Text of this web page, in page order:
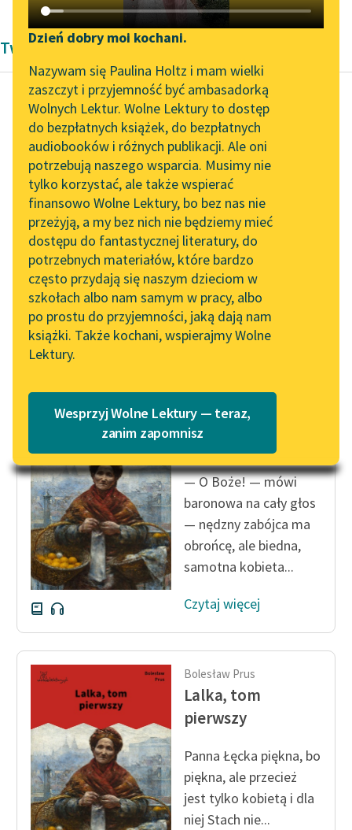
Katalog DAISY
Podkasty o książkach
Zgłoś brak utworu
Aktualności
„Prokurator Alicja Horn”
do słuchania
Byliśmy częścią AI Impact
Lab
Zapraszamy na spotkanie
online z tłumaczkami
literatury skandynawskiej
Spotkanie z Katarzyną
Tunkiel w Oslo
102. lata temu zmarł
Joseph Conrad
Lektury szkolne i klasyka
literatury do słuchania dla
uczennic i uczniów z
niepełnosprawnościami
E-kolekcja lektur
szkolnych i literatury do
słuchania dla uczennic i
uczniów z
niepełnosprawnościami
Feministyczne inspiracje.
skandynawskiej literatury
feministycznej
Ręce pełne poezji
Kolekcje edukacyjne
twórców przechodzących
do domeny publicznej,
lektur szkolnych oraz
Starego Testamentu
Narzędzia
Mapa Wolnych Lektur
Leśmianator
Przewodnik dla piszących i
czytających
API
OAI-PMH
Widget Wolnych Lektur
Przypisy
Katalog w formacie PDF
Dzień dobry moi kochani.
Nazywam się Paulina Holtz i mam wielki
zaszczyt i przyjemność być ambasadorką
Wolnych Lektur. Wolne Lektury to dostęp
do bezpłatnych książek, do bezpłatnych
audiobooków i różnych publikacji. Ale oni
potrzebują naszego wsparcia. Musimy nie
tylko korzystać, ale także wspierać
finansowo Wolne Lektury, bo bez nas nie
przeżyją, a my bez nich nie będziemy mieć
dostępu do fantastycznej literatury, do
potrzebnych materiałów, które bardzo
często przydają się naszym dzieciom w
szkołach albo nam samym w pracy, albo
po prostu do przyjemności, jaką dają nam
książki. Także kochani, wspierajmy Wolne
Lektury.
Wesprzyj Wolne Lektury — teraz,
zanim zapomnisz
Twórczość Bolesław Prus
Bolesław Prus
Lalka, tom
pierwszy
Ale swoją drogą, jak
dmuchnął do Ameryki,
tak po dziś dzień nie
ma o nim...
Czytaj więcej
Lalka, tom
pierwszy
— O Boże! — mówi
baronowa na cały głos
— nędzny zabójca ma
obrońcę, ale biedna,
samotna kobieta...
Czytaj więcej
Bolesław Prus
Lalka, tom
pierwszy
Panna Łęcka piękna, bo
piękna, ale przecież
jest tylko kobietą i dla
niej Stach nie...